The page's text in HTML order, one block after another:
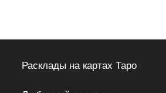
Расклады на картах Таро